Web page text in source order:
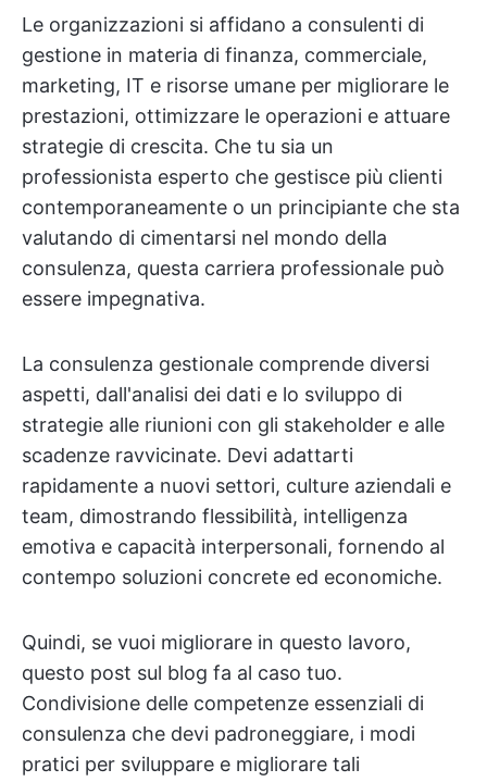
Le organizzazioni si affidano a consulenti di
gestione in materia di finanza, commerciale,
marketing, IT e risorse umane per migliorare le
prestazioni, ottimizzare le operazioni e attuare
strategie di crescita. Che tu sia un
professionista esperto che gestisce più clienti
contemporaneamente o un principiante che sta
valutando di cimentarsi nel mondo della
consulenza, questa carriera professionale può
essere impegnativa.
La consulenza gestionale comprende diversi
aspetti, dall'analisi dei dati e lo sviluppo di
strategie alle riunioni con gli stakeholder e alle
scadenze ravvicinate. Devi adattarti
rapidamente a nuovi settori, culture aziendali e
team, dimostrando flessibilità, intelligenza
emotiva e capacità interpersonali, fornendo al
contempo soluzioni concrete ed economiche.
Quindi, se vuoi migliorare in questo lavoro,
questo post sul blog fa al caso tuo.
Condivisione delle competenze essenziali di
consulenza che devi padroneggiare, i modi
pratici per sviluppare e migliorare tali